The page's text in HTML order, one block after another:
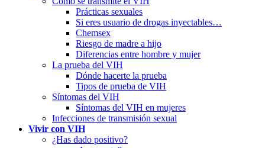
Prácticas sexuales
Si eres usuario de drogas inyectables…
Chemsex
Riesgo de madre a hijo
Diferencias entre hombre y mujer
La prueba del VIH
Dónde hacerte la prueba
Tipos de prueba de VIH
Síntomas del VIH
Síntomas del VIH en mujeres
Infecciones de transmisión sexual
Vivir con VIH
¿Has dado positivo?